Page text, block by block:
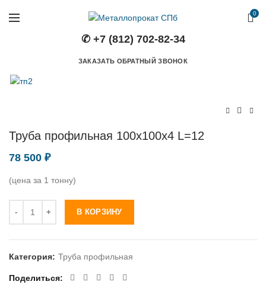
0
✆ +7 (812) 702-82-34
ЗАКАЗАТЬ ОБРАТНЫЙ ЗВОНОК
Труба профильная 100х100х4 L=12
78 500 ₽
(цена за 1 тонну)
В КОРЗИНУ
Категория: Труба профильная
Поделиться